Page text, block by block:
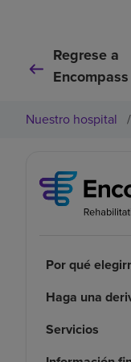
Regrese a
Nuestro hospital /
Por qué
Haga una
Servicios